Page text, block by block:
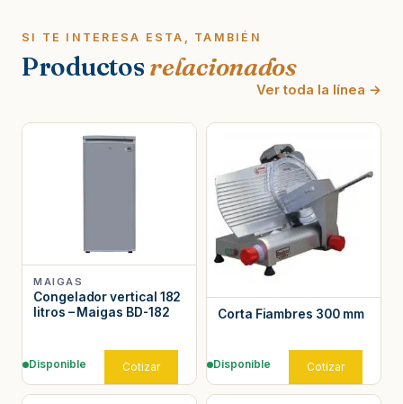
SI TE INTERESA ESTA, TAMBIÉN
Productosrelacionados
Ver toda la línea →
MAIGAS
Congelador vertical 182
litros – Maigas BD-182
Disponible Cotizar
Corta Fiambres 300 mm
Disponible Cotizar